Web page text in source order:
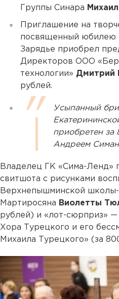
Группы Синара
Приглашение на
посвященный юбилею
Зарядье приобрел
Директоров ООО
технологии» Дмитрий
рублей.
Усыпанный
приобретен за
Андреем
Владелец ГК «Сима-Ленд»
свитшота с рисунками
Верхнепышминской школы-
Мартиросяна Виолетты
рублей) и «лот-сюрприз»
Хора Турецкого и его
Михаила Турецкого» (за